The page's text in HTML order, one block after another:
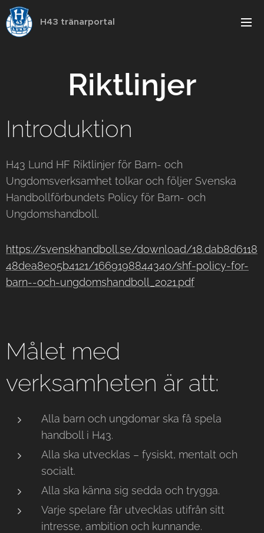
H43 tränarportal
Riktlinjer
Introduktion
H43 Lund HF Riktlinjer för Barn- och
Ungdomsverksamhet tolkar och följer Svenska
Handbollförbundets Policy för Barn- och
Ungdomshandboll.
https://svenskhandboll.se/download/18.dab8d6118
48dea8e05b4121/1669198844340/shf-policy-for-
barn--och-ungdomshandboll_2021.pdf
Målet med
verksamheten är att:
Alla barn och ungdomar ska få spela
handboll i H43.
Alla ska utvecklas – fysiskt, mentalt och
socialt.
Alla ska känna sig sedda och trygga.
Varje spelare får utvecklas utifrån sitt
intresse, ambition och kunnande.